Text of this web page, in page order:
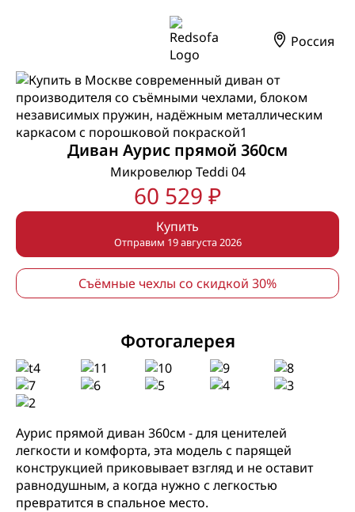
Россия
Диван Аурис прямой 360см
Микровелюр Teddi 04
60 529 ₽
Купить
Отправим 19 августа 2026
Съёмные чехлы со скидкой 30%
Фотогалерея
Аурис прямой диван 360см - для ценителей
легкости и комфорта, эта модель с парящей
конструкцией приковывает взгляд и не оставит
равнодушным, а когда нужно с легкостью
превратится в спальное место.